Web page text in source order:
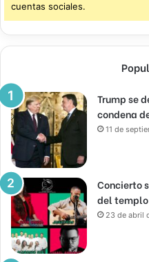
cuentas sociales.
Trump se
condena
11 de
Concierto
del templo
23 de abril